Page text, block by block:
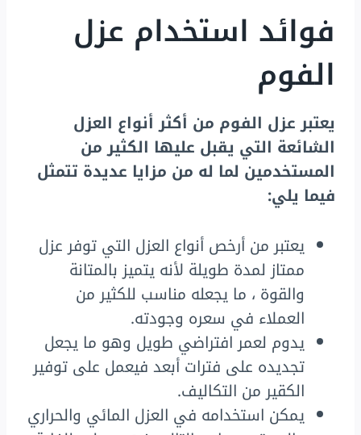
فوائد استخدام عزل
الفوم
يعتبر عزل الفوم من أكثر أنواع العزل
الشائعة التي يقبل عليها الكثير من
المستخدمين لما له من مزايا عديدة تتمثل
فيما يلي:
يعتبر من أرخص أنواع العزل التي توفر عزل
ممتاز لمدة طويلة لأنه يتميز بالمتانة
والقوة ، ما يجعله مناسب للكثير من
العملاء في سعره وجودته.
يدوم لعمر افتراضي طويل وهو ما يجعل
تجديده على فترات أبعد فيعمل على توفير
الكقير من التكاليف.
يمكن استخدامه في العزل المائي والحراري